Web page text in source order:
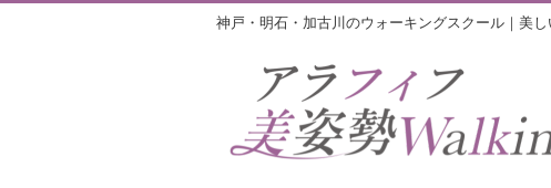
神戸・明石・加古川のウォーキングスクール｜美